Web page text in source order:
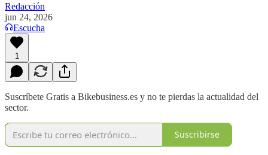
Redacción
jun 24, 2026
Escucha
1
Suscríbete Gratis a Bikebusiness.es y no te pierdas la actualidad del
sector.
Suscribirse